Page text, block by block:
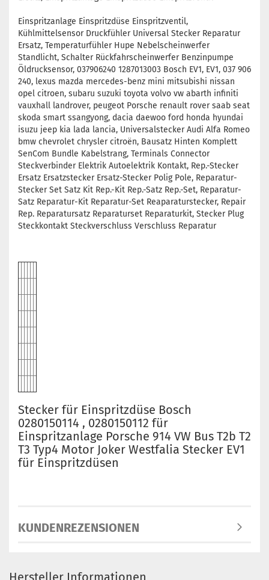
Einspritzanlage Einspritzdüse Einspritzventil,
Kühlmittelsensor Druckfühler Universal Stecker Reparatur
Ersatz, Temperaturfühler Hupe Nebelscheinwerfer
Standlicht, Schalter Rückfahrscheinwerfer Benzinpumpe
Öldrucksensor, 037906240 1287013003 Bosch EV1, EV1, 037 906
240, lexus mazda mercedes-benz mini mitsubishi nissan
opel citroen, subaru suzuki toyota volvo vw abarth infiniti
vauxhall landrover, peugeot Porsche renault rover saab seat
skoda smart ssangyong, dacia daewoo ford honda hyundai
isuzu jeep kia lada lancia, Universalstecker Audi Alfa Romeo
bmw chevrolet chrysler citroën, Bausatz Hinten Komplett
SenCom Bundle Kabelstrang, Terminals Connector
Steckverbinder Elektrik Autoelektrik Kontakt, Rep.-Stecker
Ersatz Ersatzstecker Ersatz-Stecker Polig Pole, Reparatur-
Stecker Set Satz Kit Rep.-Kit Rep.-Satz Rep.-Set, Reparatur-
Satz Reparatur-Kit Reparatur-Set Reaparaturstecker, Repair
Rep. Reparatursatz Reparaturset Reparaturkit, Stecker Plug
Steckkontakt Steckverschluss Verschluss Reparatur
Stecker für Einspritzdüse Bosch
0280150114 , 0280150112 für
Einspritzanlage Porsche 914 VW Bus T2b T2
T3 Typ4 Motor Joker Westfalia Stecker EV1
für Einspritzdüsen
KUNDENREZENSIONEN
Hersteller Informationen